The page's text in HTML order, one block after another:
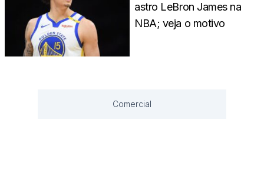
astro LeBron James na
NBA; veja o motivo
Comercial